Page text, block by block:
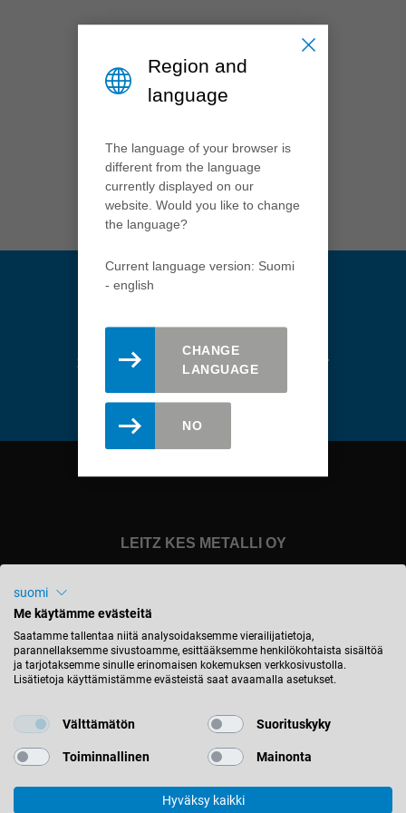
español
Nederland
nederlands
Polska
polski
Portugal
România
Schweiz
deutsch français
english
Taiwan
english
türkçe
USA
english
中国
Stay updated. Register here for
LEITZ KES METALLI OY
Hitsaajantie 7
41230 Uurainen
STAY INFORMED
Region and
language
The language of your browser is
different from the language
currently displayed on our
website. Would you like to change
the language?
Current language version: Suomi
- english
CHANGE
LANGUAGE
NO
suomi
Me käytämme evästeitä
Saatamme tallentaa niitä analysoidaksemme vierailijatietoja,
parannellaksemme sivustoamme, esittääksemme henkilökohtaista sisältöä
ja tarjotaksemme sinulle erinomaisen kokemuksen verkkosivustolla.
Lisätietoja käyttämistämme evästeistä saat avaamalla asetukset.
Välttämätön Suorituskyky
Toiminnallinen Mainonta
Hyväksy kaikki